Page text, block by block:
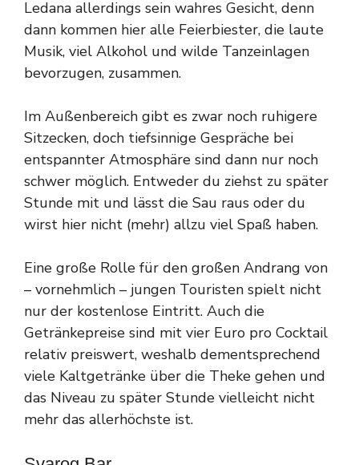
Ledana allerdings sein wahres Gesicht, denn
dann kommen hier alle Feierbiester, die laute
Musik, viel Alkohol und wilde Tanzeinlagen
bevorzugen, zusammen.
Im Außenbereich gibt es zwar noch ruhigere
Sitzecken, doch tiefsinnige Gespräche bei
entspannter Atmosphäre sind dann nur noch
schwer möglich. Entweder du ziehst zu später
Stunde mit und lässt die Sau raus oder du
wirst hier nicht (mehr) allzu viel Spaß haben.
Eine große Rolle für den großen Andrang von
– vornehmlich – jungen Touristen spielt nicht
nur der kostenlose Eintritt. Auch die
Getränkepreise sind mit vier Euro pro Cocktail
relativ preiswert, weshalb dementsprechend
viele Kaltgetränke über die Theke gehen und
das Niveau zu später Stunde vielleicht nicht
mehr das allerhöchste ist.